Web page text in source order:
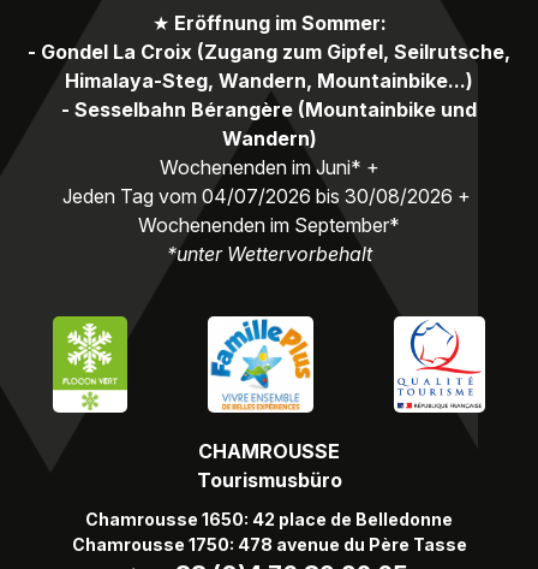
CHAMROUSSE
Tourismusbüro
Chamrousse 1650: 42 place de Belledonne
Chamrousse 1750: 478 avenue du Père Tasse
★ Eröffnung im Sommer:
- Gondel La Croix (Zugang zum Gipfel, Seilrutsche,
Himalaya-Steg, Wandern, Mountainbike...)
- Sesselbahn Bérangère (Mountainbike und
Wandern)
Wochenenden im Juni* +
Jeden Tag vom 04/07/2026 bis 30/08/2026 +
Wochenenden im September*
*unter Wettervorbehalt